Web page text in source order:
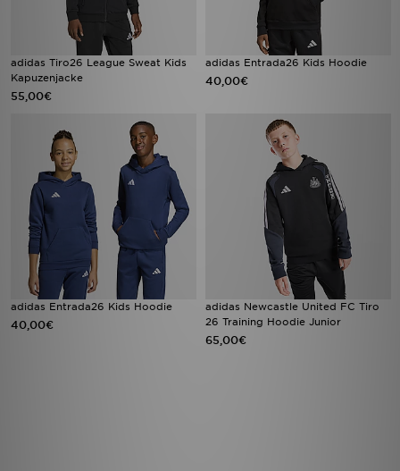
adidas Tiro26 League Sweat Kids
Kapuzenjacke
55,00€
adidas Entrada26 Kids Hoodie
40,00€
adidas Entrada26 Kids Hoodie
40,00€
adidas Newcastle United FC Tiro
26 Training Hoodie Junior
65,00€